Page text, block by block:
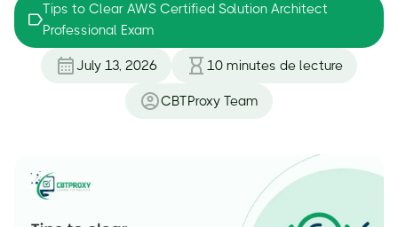
Tips to Clear AWS Certified Solution Architect
Professional Exam
July 13, 2026 10 minutes de lecture
CBTProxy Team